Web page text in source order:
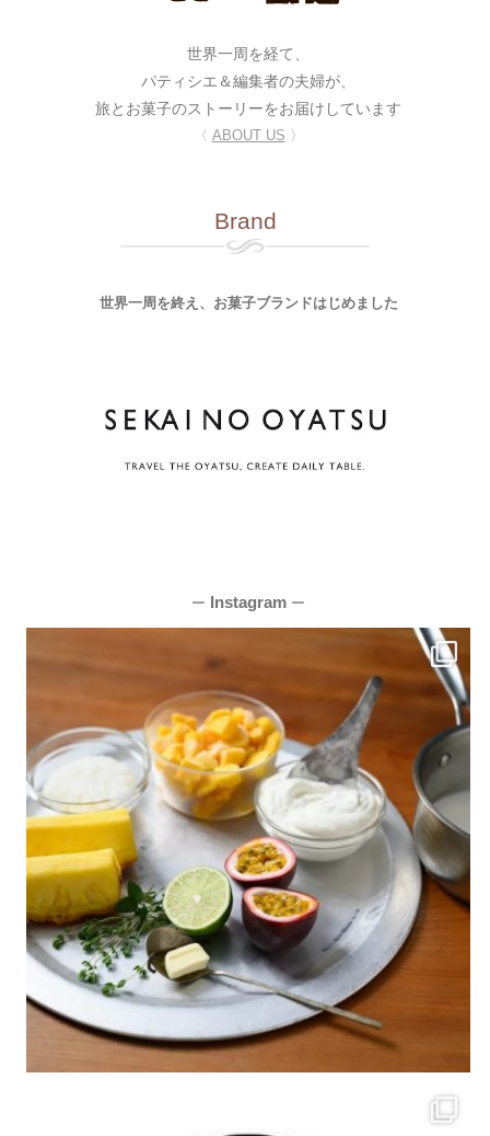
世界一周を経て、
パティシエ＆編集者の夫婦が、
旅とお菓子のストーリーをお届けしています
〈 ABOUT US 〉
Brand
世界一周を終え、お菓子ブランドはじめました
ー Instagram ー